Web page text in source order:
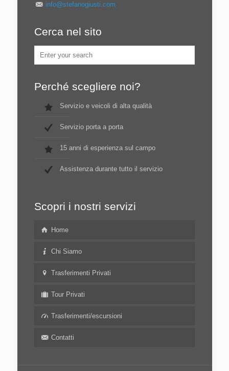
info@stefanogiusti.com
Cerca nel sito
Perché scegliere noi?
Servizio e veicoli di alta qualità
Servizio porta a porta
15 anni di esperienza sul campo
Assistenza durante tutto il servizio
Scopri i nostri servizi
Home
Chi Siamo
Trasferimenti Privati
Tour Privati
Trasferimenti/escursioni
Contatti